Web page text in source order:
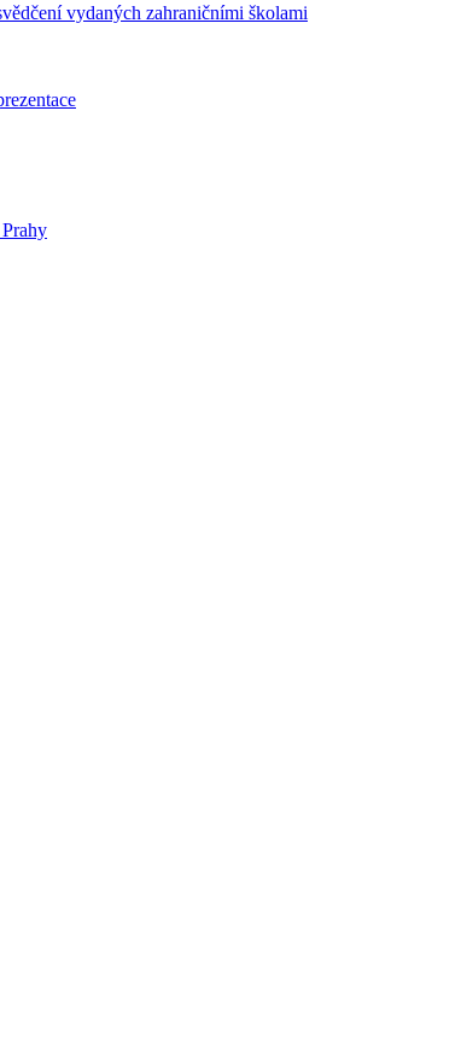
vydaných zahraničními školami